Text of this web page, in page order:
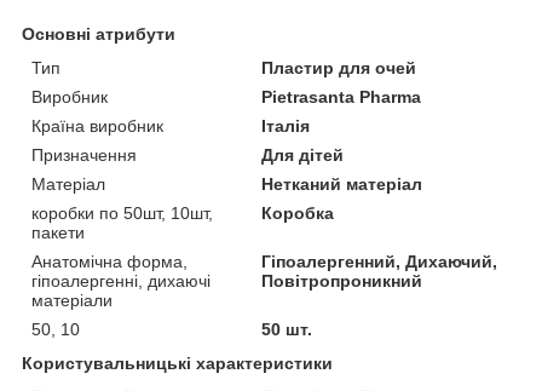
Основні атрибути
Тип
Пластир для очей
Виробник
Pietrasanta Pharma
Країна виробник
Італія
Призначення
Для дітей
Матеріал
Нетканий матеріал
коробки по 50шт, 10шт,
пакети
Коробка
Анатомічна форма,
гіпоалергенні, дихаючі
матеріали
Гіпоалергенний, Дихаючий,
Повітропроникний
50, 10
50 шт.
Користувальницькі характеристики